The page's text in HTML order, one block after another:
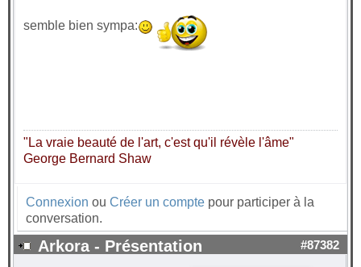
semble bien sympa:
"La vraie beauté de l'art, c'est qu'il révèle l'âme"
George Bernard Shaw
Connexion ou Créer un compte pour participer à la
conversation.
Arkora - Présentation #87382